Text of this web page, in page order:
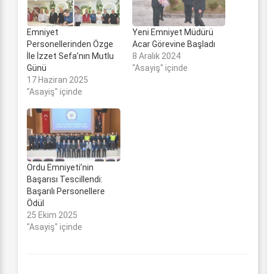
Emniyet
Personellerinden Özge
İle İzzet Sefa’nın Mutlu
Günü
17 Haziran 2025
"Asayiş" içinde
Yeni Emniyet Müdürü
Acar Görevine Başladı
8 Aralık 2024
"Asayiş" içinde
Ordu Emniyeti’nin
Başarısı Tescillendi:
Başarılı Personellere
Ödül
25 Ekim 2025
"Asayiş" içinde